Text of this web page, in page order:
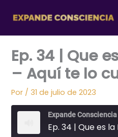
Ep. 34 | Que
– Aquí te lo
Por / 31 de julio de 2023
Expande Consciencia